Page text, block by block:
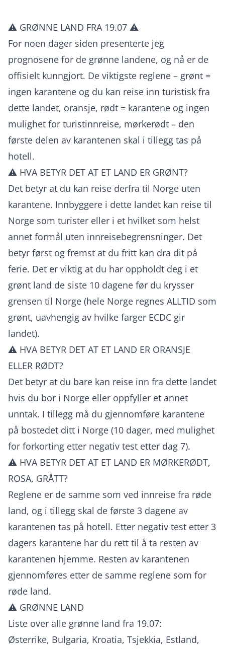
⚠️ GRØNNE LAND FRA 19.07 ⚠️
For noen dager siden presenterte jeg
prognosene for de grønne landene, og nå er de
offisielt kunngjort. De viktigste reglene – grønt =
ingen karantene og du kan reise inn turistisk fra
dette landet, oransje, rødt = karantene og ingen
mulighet for turistinnreise, mørkerødt – den
første delen av karantenen skal i tillegg tas på
hotell.
⚠️ HVA BETYR DET AT ET LAND ER GRØNT?
Det betyr at du kan reise derfra til Norge uten
karantene. Innbyggere i dette landet kan reise til
Norge som turister eller i et hvilket som helst
annet formål uten innreisebegrensninger. Det
betyr først og fremst at du fritt kan dra dit på
ferie. Det er viktig at du har oppholdt deg i et
grønt land de siste 10 dagene før du krysser
grensen til Norge (hele Norge regnes ALLTID som
grønt, uavhengig av hvilke farger ECDC gir
landet).
⚠️ HVA BETYR DET AT ET LAND ER ORANSJE
ELLER RØDT?
Det betyr at du bare kan reise inn fra dette landet
hvis du bor i Norge eller oppfyller et annet
unntak. I tillegg må du gjennomføre karantene
på bostedet ditt i Norge (10 dager, med mulighet
for forkorting etter negativ test etter dag 7).
⚠️ HVA BETYR DET AT ET LAND ER MØRKERØDT,
ROSA, GRÅTT?
Reglene er de samme som ved innreise fra røde
land, og i tillegg skal de første 3 dagene av
karantenen tas på hotell. Etter negativ test etter 3
dagers karantene har du rett til å ta resten av
karantenen hjemme. Resten av karantenen
gjennomføres etter de samme reglene som for
røde land.
⚠️ GRØNNE LAND
Liste over alle grønne land fra 19.07:
Østerrike, Bulgaria, Kroatia, Tsjekkia, Estland,